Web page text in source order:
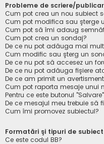
Probleme de scriere/
Cum pot crea un nou subiect
Cum pot modifica sau şterge
Cum pot să îmi adaug
Cum pot crea un sondaj?
De ce nu pot adăuga mai
Cum modific sau şterg un
De ce nu pot să accesez un
De ce nu pot adăuga fişiere
De ce am primit un
Cum pot raporta mesaje unui
Pentru ce este butonul
De ce mesajul meu trebuie să
Cum îmi promovez subiectul?
Formatări şi tipuri de
Ce este codul BB?